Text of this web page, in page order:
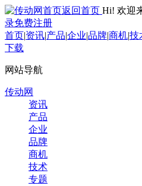
返回首页 Hi! 欢迎
录免费注册
首页|资讯|产品|企业|品牌|商机|技
下载
网站导航
传动网
资讯
产品
企业
品牌
商机
技术
专题